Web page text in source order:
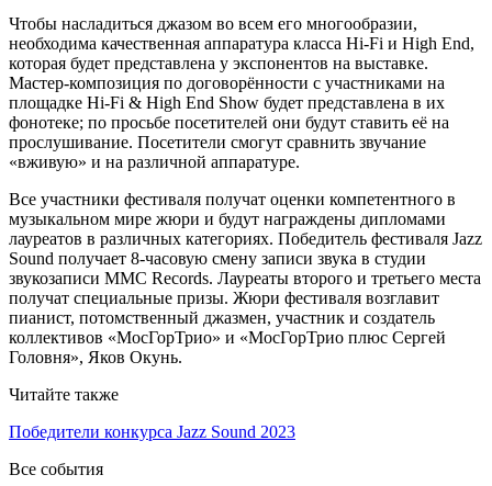
Чтобы насладиться джазом во всем его многообразии,
необходима качественная аппаратура класса Hi-Fi и High End,
которая будет представлена у экспонентов на выставке.
Мастер-композиция по договорённости с участниками на
площадке Hi-Fi & High End Show будет представлена в их
фонотеке; по просьбе посетителей они будут ставить её на
прослушивание. Посетители смогут сравнить звучание
«вживую» и на различной аппаратуре.
Все участники фестиваля получат оценки компетентного в
музыкальном мире жюри и будут награждены дипломами
лауреатов в различных категориях. Победитель фестиваля Jazz
Sound получает 8-часовую смену записи звука в студии
звукозаписи ММС Records. Лауреаты второго и третьего места
получат специальные призы. Жюри фестиваля возглавит
пианист, потомственный джазмен, участник и создатель
коллективов «МосГорТрио» и «МосГорТрио плюс Сергей
Головня», Яков Окунь.
Читайте также
Победители конкурса Jazz Sound 2023
Все события